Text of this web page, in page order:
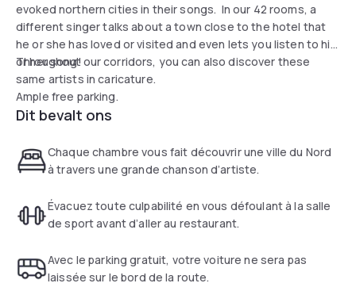
evoked northern cities in their songs. In our 42 rooms, a
different singer talks about a town close to the hotel that
he or she has loved or visited and even lets you listen to his
or her song!
Throughout our corridors, you can also discover these
same artists in caricature.
Ample free parking.
Dit bevalt ons
Chaque chambre vous fait découvrir une ville du Nord
à travers une grande chanson d’artiste.
Évacuez toute culpabilité en vous défoulant à la salle
de sport avant d’aller au restaurant.
Avec le parking gratuit, votre voiture ne sera pas
laissée sur le bord de la route.